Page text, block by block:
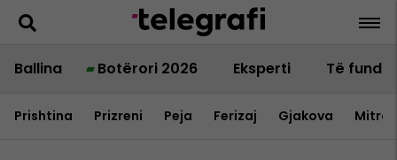
Ballina Botërori 2026 Eksperti Të fundit
Prishtina Prizreni Peja Ferizaj Gjakova